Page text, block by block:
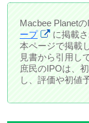
Macbee Planet
ープ
に掲載
本ページで掲載
見書から引用し
庶民のIPOは、
し、評価や初値